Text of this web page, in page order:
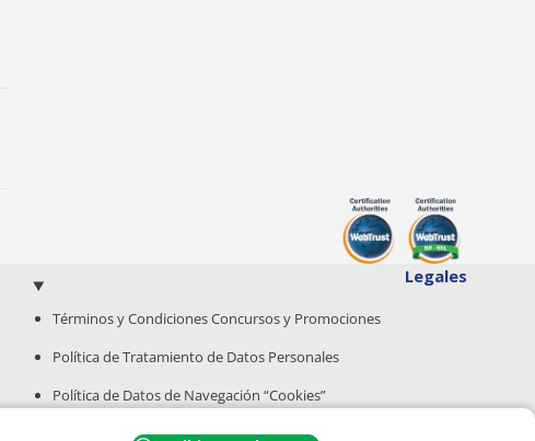
Legales
Términos y Condiciones Concursos y Promociones
Política de Tratamiento de Datos Personales
Política de Datos de Navegación “Cookies”